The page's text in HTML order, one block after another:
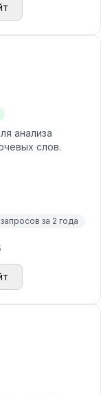
анализа
слов.
за 2 года